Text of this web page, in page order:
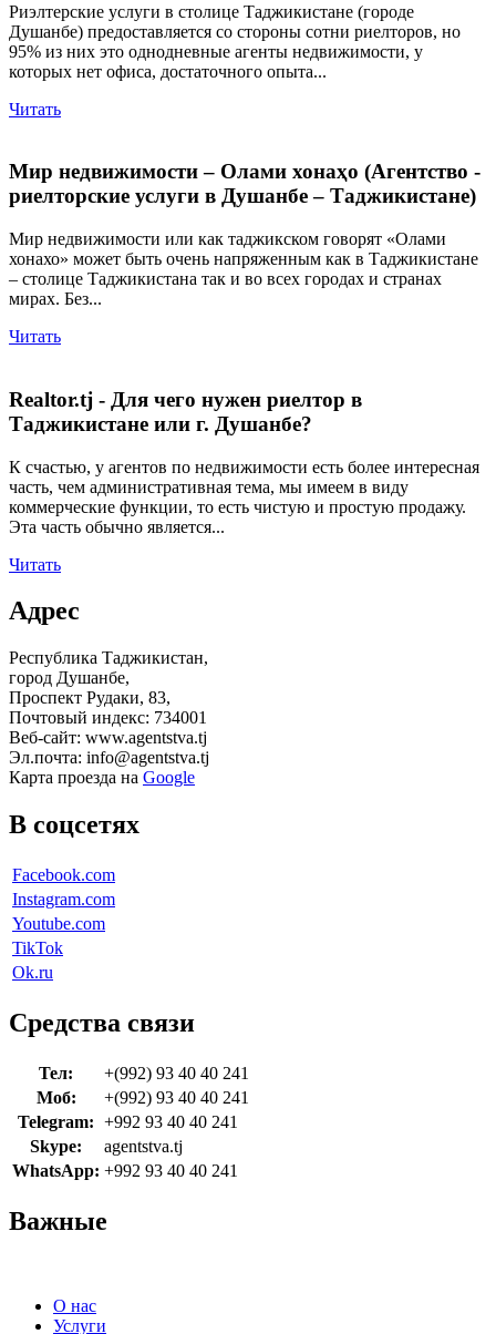
Риэлтерские услуги в столице Таджикистане (городе
Душанбе) предоставляется со стороны сотни риелторов, но
95% из них это однодневные агенты недвижимости, у
которых нет офиса, достаточного опыта...
Читать
Мир недвижимости – Олами хонаҳо (Агентство -
риелторские услуги в Душанбе – Таджикистане)
Мир недвижимости или как таджикском говорят «Олами
хонахо» может быть очень напряженным как в Таджикистане
– столице Таджикистана так и во всех городах и странах
мирах. Без...
Читать
Realtor.tj - Для чего нужен риелтор в
Таджикистане или г. Душанбе?
К счастью, у агентов по недвижимости есть более интересная
часть, чем административная тема, мы имеем в виду
коммерческие функции, то есть чистую и простую продажу.
Эта часть обычно является...
Читать
Адрес
Республика Таджикистан,
город Душанбе,
Проспект Рудаки, 83,
Почтовый индекс: 734001
Веб-сайт: www.agentstva.tj
Эл.почта: info@agentstva.tj
Карта проезда на Google
В соцсетях
Facebook.com
Instagram.com
Youtube.com
TikTok
Ok.ru
Средства связи
Тел:
+(992) 93 40 40 241
Моб:
+(992) 93 40 40 241
Telegram: +992 93 40 40 241
Skype:
agentstva.tj
WhatsApp: +992 93 40 40 241
Важные
О нас
Услуги